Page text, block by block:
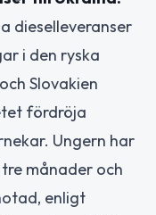
dieselleveranser
i den ryska
Slovakien
fördröja
Ungern har
månader och
enligt